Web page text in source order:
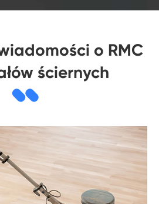
o RMC
ściernych